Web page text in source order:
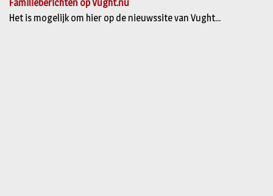
Familieberichten op Vught.nu
Het is mogelijk om hier op de nieuwssite van Vught...